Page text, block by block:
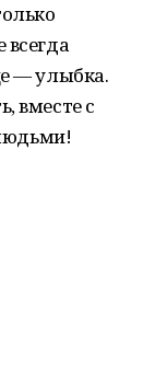
― улыбка.
вместе с